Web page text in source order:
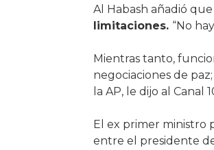
Al Habash añadió que
limitaciones. “No
Mientras tanto,
negociaciones de
la AP, le dijo al Canal
El ex primer ministro
entre el presidente